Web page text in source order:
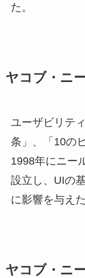
た。
ヤコブ・ニ
ユーザビリテ
条」、「10の
1998年にニー
設立し、UIの
に影響を与えた
ヤコブ・ニ